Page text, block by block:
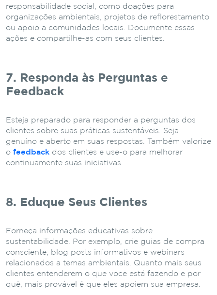
responsabilidade social, como doações para
organizações ambientais, projetos de reflorestamento
ou apoio a comunidades locais. Documente essas
ações e compartilhe-as com seus clientes.
7. Responda às Perguntas e
Feedback
Esteja preparado para responder a perguntas dos
clientes sobre suas práticas sustentáveis. Seja
genuíno e aberto em suas respostas. Também valorize
o feedback dos clientes e use-o para melhorar
continuamente suas iniciativas.
8. Eduque Seus Clientes
Forneça informações educativas sobre
sustentabilidade. Por exemplo, crie guias de compra
consciente, blog posts informativos e webinars
relacionados a temas ambientais. Quanto mais seus
clientes entenderem o que você está fazendo e por
quê, mais provável é que eles apoiem sua empresa.